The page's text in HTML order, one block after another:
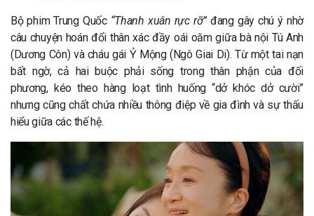
Bộ phim Trung Quốc “Thanh xuân rực rỡ”đang gây chú ý nhờ
câu chuyện hoán đổi thân xác đầy oái oăm giữa bà nội Tú Anh
(Dương Côn) và cháu gái Ỷ Mộng (Ngô Giai Di). Từ một tai nạn
bất ngờ, cả hai buộc phải sống trong thân phận của đối
phương, kéo theo hàng loạt tình huống “dở khóc dở cười”
nhưng cũng chất chứa nhiều thông điệp về gia đình và sự thấu
hiểu giữa các thế hệ.